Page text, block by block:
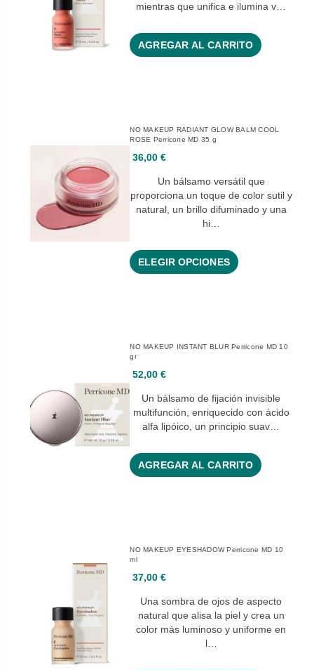
mientras que unifica e ilumina v…
AGREGAR AL CARRITO
NO MAKEUP RADIANT GLOW BALM COOL
ROSE Perricone MD 35 g
36,00 €
Un bálsamo versátil que
proporciona un toque de color sutil y
natural, un brillo difuminado y una
hi…
ELEGIR OPCIONES
NO MAKEUP INSTANT BLUR Perricone MD 10
gr
52,00 €
Un bálsamo de fijación invisible
multifunción, enriquecido con ácido
alfa lipóico, un principio suav…
AGREGAR AL CARRITO
NO MAKEUP EYESHADOW Perricone MD 10
ml
37,00 €
Una sombra de ojos de aspecto
natural que alisa la piel y crea un
color más luminoso y uniforme en
l…